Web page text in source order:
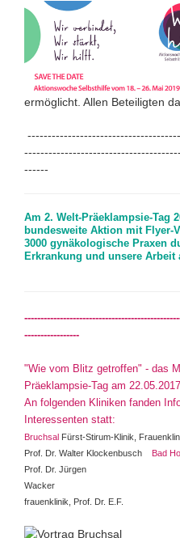
ermöglicht. Allen Beteiligten
------
Am 2. Welt-Präeklampsie-Tag
bundesweite Aktion mit Flyer-
3000 gynäkologische Praxen
Erkrankung und unsere Arbeit
-----------------
"Wie vom Blitz getroffen" - das
Präeklampsie-Tag am 22.05.2017.
An folgenden Kliniken fanden
Interessenten statt:
Bruchsal Fürst-Stirum-Klinik,
Prof. Dr. Walter Klockenbusch Bad
Prof. Dr. Jürgen
frauenklinik, Prof. Dr. E.F.